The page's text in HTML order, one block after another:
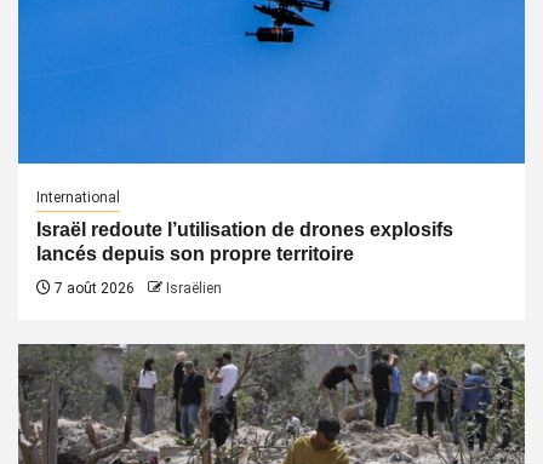
International
Israël redoute l’utilisation de drones explosifs
lancés depuis son propre territoire
7 août 2026 Israëlien